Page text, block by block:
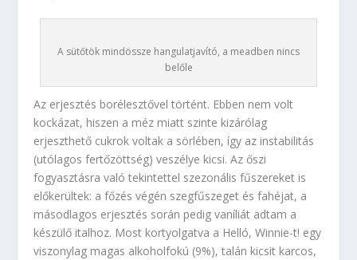
A sütőtök mindössze hangulatjavító, a meadben nincs
belőle
Az erjesztés borélesztővel történt. Ebben nem volt
kockázat, hiszen a méz miatt szinte kizárólag
erjeszthető cukrok voltak a sörlében, így az instabilitás
(utólagos fertőzöttség) veszélye kicsi. Az őszi
fogyasztásra való tekintettel szezonális fűszereket is
előkerültek: a főzés végén szegfűszeget és fahéjat, a
másodlagos erjesztés során pedig vaníliát adtam a
készülő italhoz. Most kortyolgatva a Helló, Winnie-t! egy
viszonylag magas alkoholfokú (9%), talán kicsit karcos,